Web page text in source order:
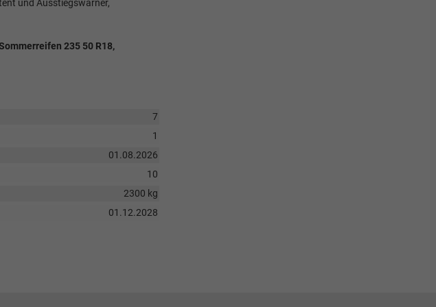
und Ausstiegswarner,
235 50 R18,
7
1
01.08.2026
10
2300 kg
01.12.2028